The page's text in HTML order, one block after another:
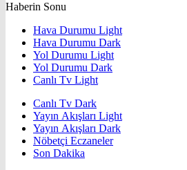
Haberin Sonu
Hava Durumu Light
Hava Durumu Dark
Yol Durumu Light
Yol Durumu Dark
Canlı Tv Light
Canlı Tv Dark
Yayın Akışları Light
Yayın Akışları Dark
Nöbetçi Eczaneler
Son Dakika